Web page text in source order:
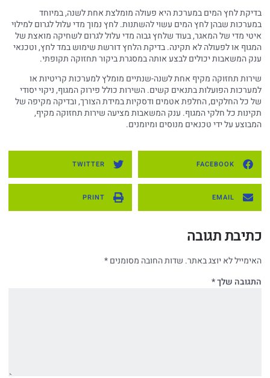
בדיקת לחץ המים במערכת היא פעולה מומלצת אחת לשנה, במיוחד
במערכות שבהן לחץ המים עשוי להשתנות. לחץ נמוך מדי עלול לגרום למילוי
איטי מדי של המאגר, בעוד שלחץ גבוה מדי עלול לגרום לשחיקה מואצת של
המגוף או לפעולה לא תקינה. בדיקת הלחץ דורשת שימוש במד לחץ, וטכנאי
ענק המשאבות יכולים לבצע אותה במסגרת ביקור תחזוקה תקופתי.
שירות תחזוקה מקיף אחת לשנה-שנתיים מומלץ למערכות קריטיות או
למערכות הפועלות בתנאים קשים. השירות כולל פירוק המגוף, ניקוי יסודי
של כל החלקים, החלפת אטמים ודסקיות במידת הצורך, ובדיקה מקיפה של
תקינות כל חלקי המגוף. ענק המשאבות מציעה שירות תחזוקה מקיף,
המבוצע על ידי טכנאים מנוסים ומיומנים.
FACEBOOK
TWITTER
EMAIL
PRINT
כתיבת תגובה
האימייל לא יוצג באתר. שדות החובה מסומנים*
התגובה שלך*